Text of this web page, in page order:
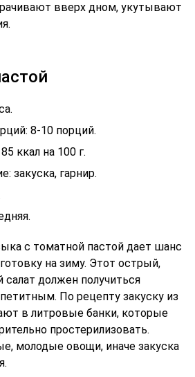
вверх дном, укутывают
8-10 порций.
ккал на 100 г.
закуска, гарнир.
с томатной пастой дает шанс
на зиму. Этот острый,
должен получиться
По рецепту закуску из
в литровые банки, которые
простерилизовать.
молодые овощи, иначе закуска